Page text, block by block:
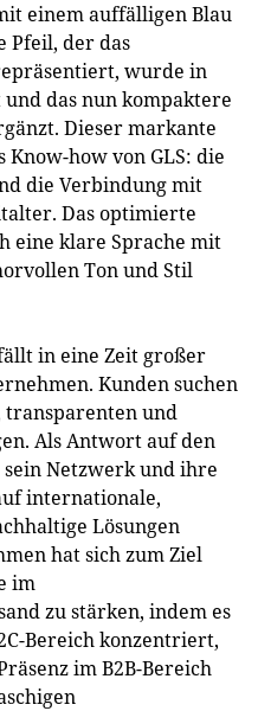
einem auffälligen Blau
Pfeil, der das
wurde in
das nun kompaktere
Dieser markante
how von GLS: die
die Verbindung mit
Das optimierte
eine klare Sprache mit
Ton und Stil
in eine Zeit großer
Kunden suchen
transparenten und
Als Antwort auf den
sein Netzwerk und ihre
internationale,
Lösungen
hat sich zum Ziel
im
zu stärken, indem es
Bereich konzentriert,
im B2B-Bereich